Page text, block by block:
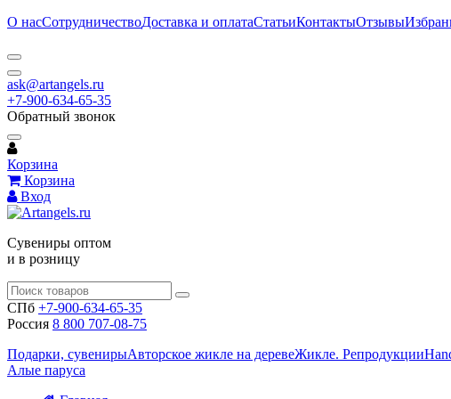
О насСотрудничествоДоставка и оплатаСтатьиКонтактыОтзывы
ask@artangels.ru
+7-900-634-65-35
Обратный звонок
Корзина
Корзина
Вход
Сувениры оптом
и в розницу
СПб +7-900-634-65-35
Россия 8 800 707-08-75
Подарки, сувенирыАвторское жикле на деревеЖикле. Репродукции
Алые паруса